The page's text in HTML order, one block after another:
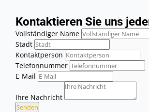
Kontaktieren Sie uns
Vollständiger Name
Stadt
Kontaktperson
Telefonnummer
E-Mail
Ihre Nachricht
Senden